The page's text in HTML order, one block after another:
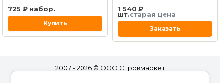
725 ₽ набор.
Купить
1 540 ₽
шт.старая цена
Заказать
2007 - 2026 © ООО Строймаркет